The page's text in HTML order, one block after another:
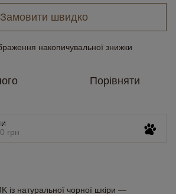
Замовити швидко
накопичувальної знижки
Порівняти
грн
із натуральної чорної шкіри —